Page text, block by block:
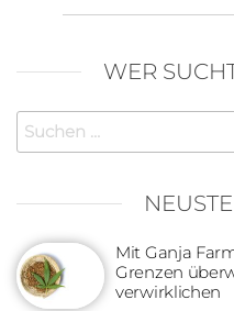
WER
Suchen
nach:
Mit Ganja
Grenzen
verwirklichen